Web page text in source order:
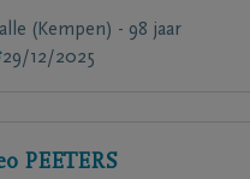
(Kempen) - 98 jaar
29/12/2025
PEETERS